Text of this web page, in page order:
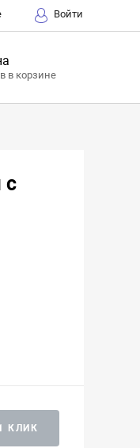
Войти
в корзине
с
КЛИК